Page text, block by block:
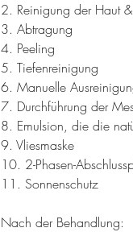
2. Reinigung der Haut
3. Abtragung
4. Peeling
5. Tiefenreinigung
6. Manuelle
7. Durchführung der
8. Emulsion, die die
9. Vliesmaske
10. 2-Phasen-
11. Sonnenschutz
Nach der Behandlung: